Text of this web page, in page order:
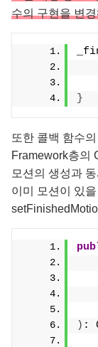
수의 구현을 변
}
또한 콜백 함수
Framework층의
모션의 생성과
이미 모션이 있
) :